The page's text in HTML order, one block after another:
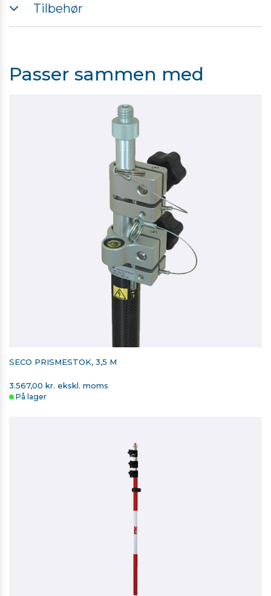
Fremstillet i galvaniseret stål
Tilbehør
BASE TIL KUGLEPRISME
295,00 kr. ekskl. moms
Kontakt for levering
Passer sammen med
SECO PRISMESTOK, 3,5 M
3.567,00 kr. ekskl. moms
På lager